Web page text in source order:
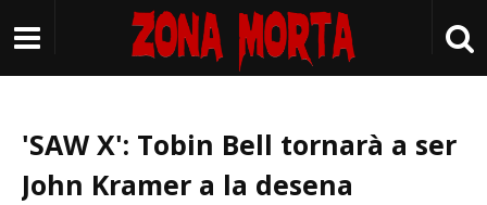
'SAW X': Tobin Bell tornarà a ser
John Kramer a la desena